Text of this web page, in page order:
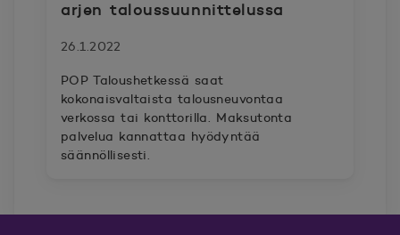
arjen taloussuunnittelussa
26.1.2022
POP Taloushetkessä saat
kokonaisvaltaista talousneuvontaa
verkossa tai konttorilla. Maksutonta
palvelua kannattaa hyödyntää
säännöllisesti.